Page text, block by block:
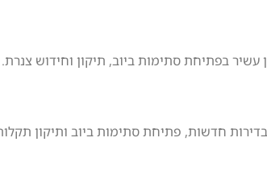
בפתיחת סתימות ביוב, תיקון וחידוש צנרת.
חדשות, פתיחת סתימות ביוב ותיקון